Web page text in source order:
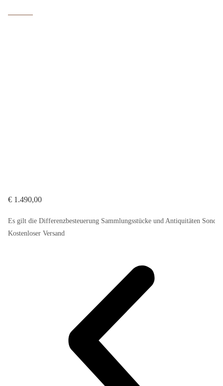
€ 1.490,00
Es gilt die Differenzbesteuerung Sammlungsstücke und Antiquitäten
Kostenloser Versand